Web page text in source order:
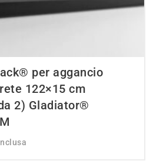
per aggancio
122×15 cm
2) Gladiator®